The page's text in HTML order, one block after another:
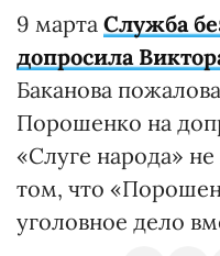
9 марта Служба
допросила
Баканова
Порошенко на
«Слуге народа»
том, что
уголовное дело